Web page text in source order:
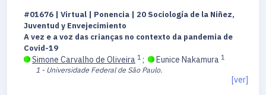
#01676 | Virtual | Ponencia | 20 Sociología de la Niñez,
Juventud y Envejecimiento
A vez e a voz das crianças no contexto da pandemia de
Covid-19
Simone Carvalho de Oliveira 1 ; Eunice Nakamura 1
1 - Universidade Federal de São Paulo.
[ver]